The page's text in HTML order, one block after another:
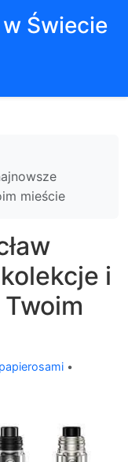
Świecie
mieście
i
•